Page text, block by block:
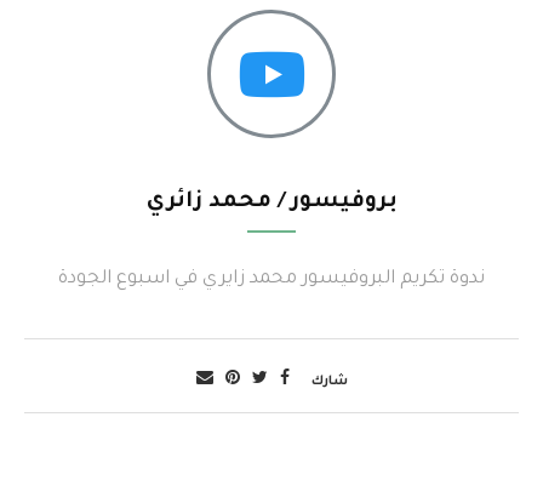
بروفيسور / محمد زائري
ندوة تكريم البروفيسور محمد زايري في اسبوع الجودة
شارك